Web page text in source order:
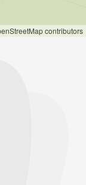
contributors